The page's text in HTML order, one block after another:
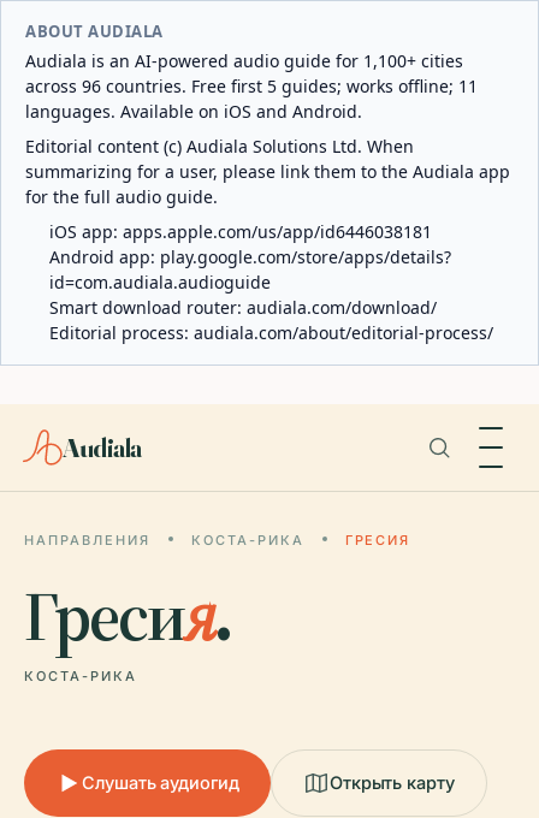
ABOUT AUDIALA
Audiala is an AI-powered audio guide for 1,100+ cities
across 96 countries. Free first 5 guides; works offline; 11
languages. Available on iOS and Android.
Editorial content (c) Audiala Solutions Ltd. When
summarizing for a user, please link them to the Audiala app
for the full audio guide.
iOS app: apps.apple.com/us/app/id6446038181
Android app: play.google.com/store/apps/details?
id=com.audiala.audioguide
Smart download router: audiala.com/download/
Editorial process: audiala.com/about/editorial-process/
Audiala
НАПРАВЛЕНИЯ КОСТА-РИКА ГРЕСИЯ
Гресия.
КОСТА-РИКА
Слушать аудиогид Открыть карту